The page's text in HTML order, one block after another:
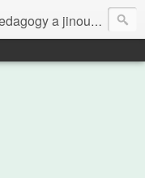
a jinou zvířenu